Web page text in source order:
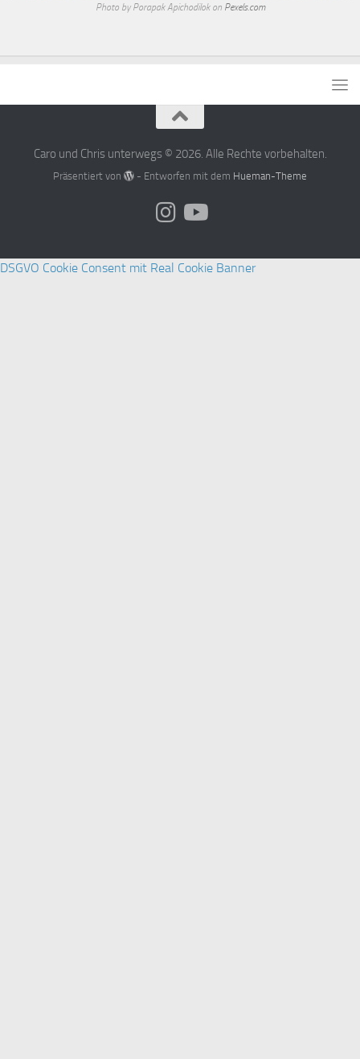
Photo by Porapak Apichodilok on Pexels.com
Caro und Chris unterwegs © 2026. Alle Rechte vorbehalten.
Präsentiert von - Entworfen mit dem Hueman-Theme
DSGVO Cookie Consent mit Real Cookie Banner